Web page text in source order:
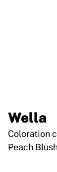
Wella
Coloration
Peach